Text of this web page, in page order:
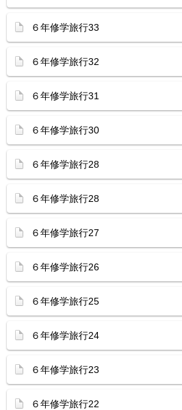
６年修学旅行33
６年修学旅行32
６年修学旅行31
６年修学旅行30
６年修学旅行28
６年修学旅行28
６年修学旅行27
６年修学旅行26
６年修学旅行25
６年修学旅行24
６年修学旅行23
６年修学旅行22